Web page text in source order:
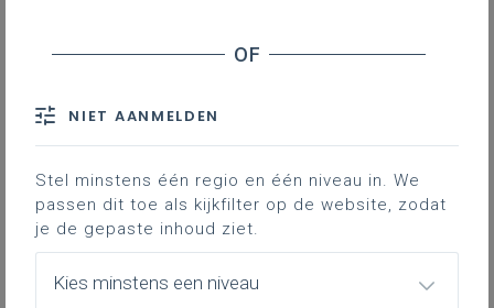
Scholen Brussel en Vlaamse Rand -
Inschrijvingsregel
Buitengewoon onderwijs - Inzet ergotherapeuten
Toelatingsexamen geneeskunde, tandheelkunde
en diergeneeskunde - Financiële en budgettaire
impact van het gevoerde onderzoek naar
onregelmatigheden
NIET AANMELDEN
Stel minstens één regio en één niveau in. We
passen dit toe als kijkfilter op de website, zodat
je de gepaste inhoud ziet.
Kies minstens een niveau